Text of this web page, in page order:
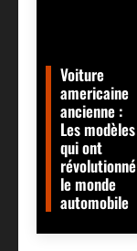
Voiture
americaine
ancienne :
Les modèles
qui ont
révolutionné
le monde
automobile